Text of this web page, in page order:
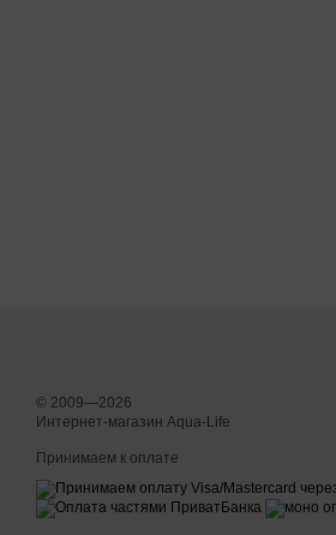
© 2009—2026
Интернет-магазин Aqua-Life
Принимаем к оплате